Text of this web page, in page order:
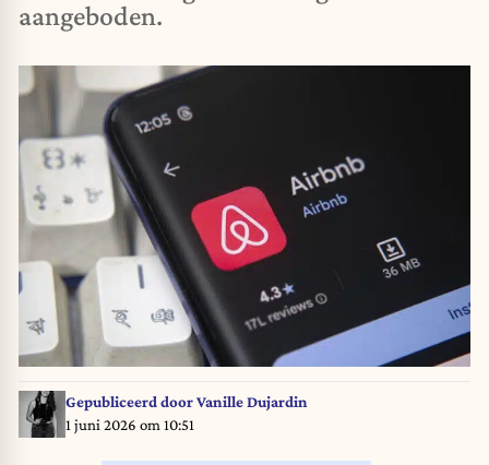
aangeboden.
Gepubliceerd doorVanille Dujardin
1 juni 2026 om 10:51